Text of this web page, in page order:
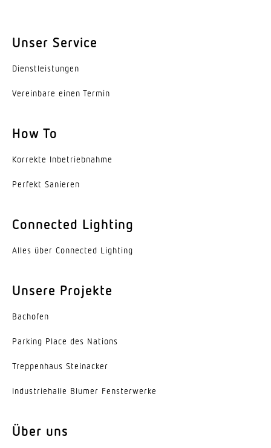
Unser Service
Dienst­leis­tungen
Vereinbare einen Termin
How To
Korrekte Inbe­trieb­nahme
Perfekt Sanieren
Connected Lighting
Alles über Connected Lighting
Unsere Projekte
Bachofen
Parking Place des Nations
Trep­penhaus Steinacker
Indus­trie­halle Blumer Fensterwerke
Über uns